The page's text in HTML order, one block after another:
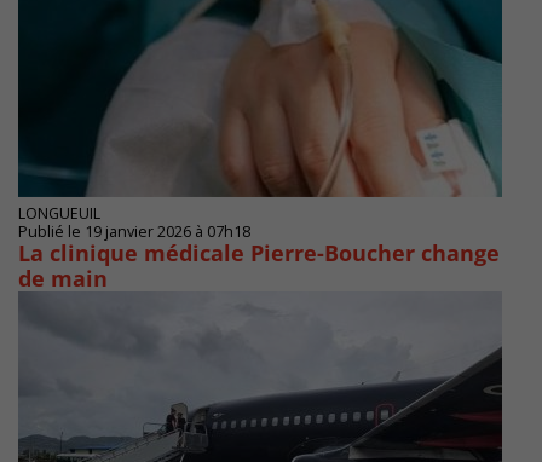
LONGUEUIL
Publié le 19 janvier 2026 à 07h18
La clinique médicale Pierre-Boucher change
de main